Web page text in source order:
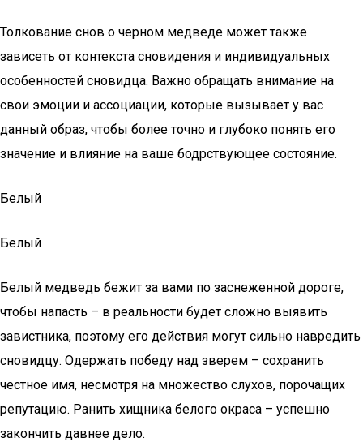
Толкование снов о черном медведе может также
зависеть от контекста сновидения и индивидуальных
особенностей сновидца. Важно обращать внимание на
свои эмоции и ассоциации, которые вызывает у вас
данный образ, чтобы более точно и глубоко понять его
значение и влияние на ваше бодрствующее состояние.
Белый
Белый
Белый медведь бежит за вами по заснеженной дороге,
чтобы напасть – в реальности будет сложно выявить
завистника, поэтому его действия могут сильно навредить
сновидцу. Одержать победу над зверем – сохранить
честное имя, несмотря на множество слухов, порочащих
репутацию. Ранить хищника белого окраса – успешно
закончить давнее дело.